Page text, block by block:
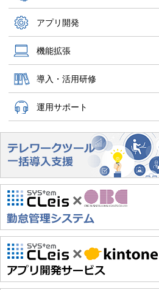
アプリ開発
機能拡張
導入・活用研修
運用サポート